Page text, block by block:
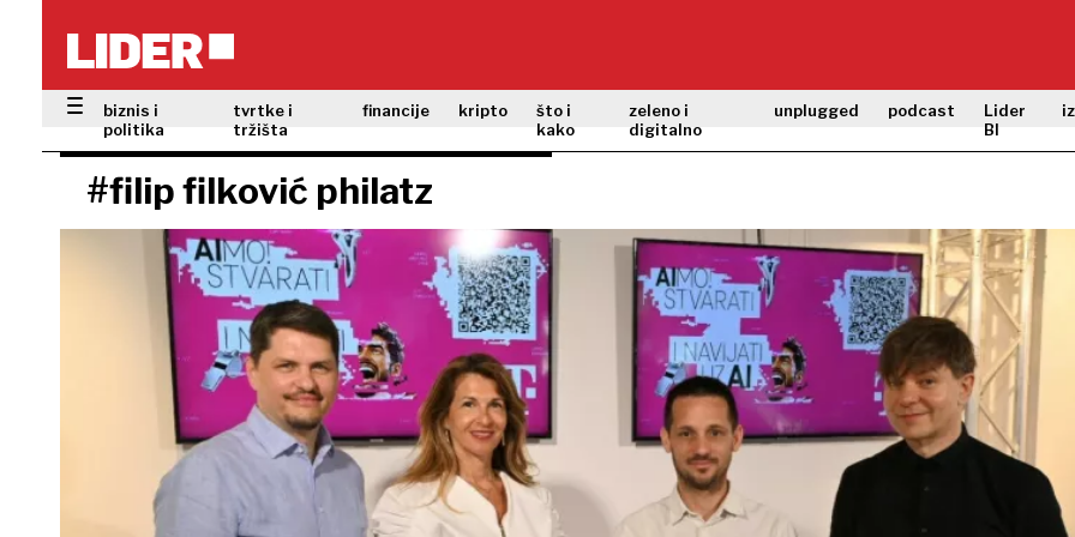
biznis i
politika
tvrtke i
tržišta
financije kripto
što i
kako
zeleno i
digitalno
unplugged podcast
Lider
BI
#filip filković philatz